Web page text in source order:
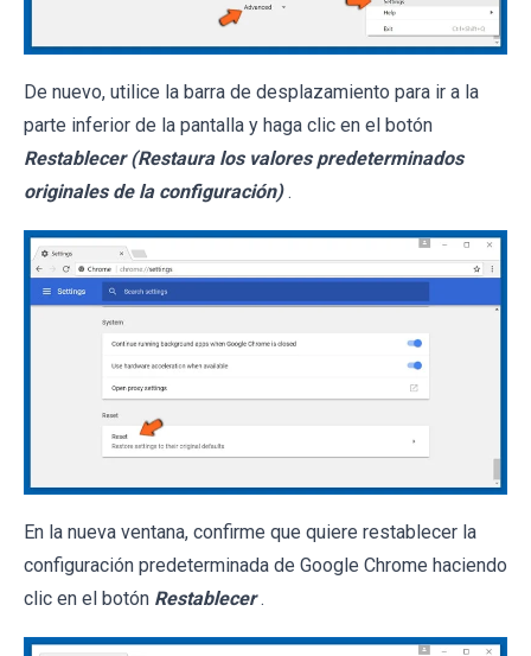
De nuevo, utilice la barra de desplazamiento para ir a la
parte inferior de la pantalla y haga clic en el botón
Restablecer (Restaura los valores predeterminados
originales de la configuración) .
En la nueva ventana, confirme que quiere restablecer la
configuración predeterminada de Google Chrome haciendo
clic en el botón Restablecer .